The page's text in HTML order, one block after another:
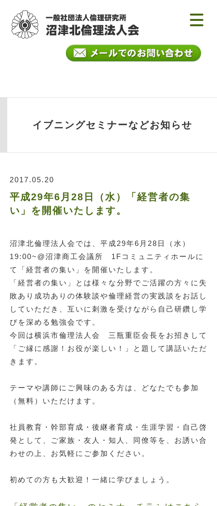
イブニングセミナーなどお知らせ
2017.05.20
平成29年6月28日（水）「経営者の集
い」を開催いたします。
沼津北倫理法人会では、平成29年6月28日（水）
19:00~@沼津商工会議所 1Fコミュニティホールに
て「経営者の集い」を開催いたします。
「経営者の集い」とは様々な分野でご活躍の方々に失
敗あり成功ありの体験談や倫理経営の実践談をお話し
していただき、互いに刺激を受けながら自己研鑽し学
びを深める勉強会です。
今回は横浜市倫理法人会 三瓶重臣会長をお招きして
「ご縁に感謝！お役が楽しい！」と題して講話いただ
きます。
テーマや講師にご興味のある方は、どなたでも参加
（無料）いただけます。
社員教育・幹部育成・後継者育成・生涯学習・自己啓
発として、ご家族・友人・知人、同僚等を、お誘い合
わせの上、お気軽にご参加ください。
初めての方も大歓迎！一緒に学びましょう。